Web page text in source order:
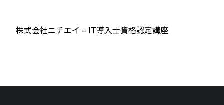
株式会社ニチエイ – IT導入士資格認定講座